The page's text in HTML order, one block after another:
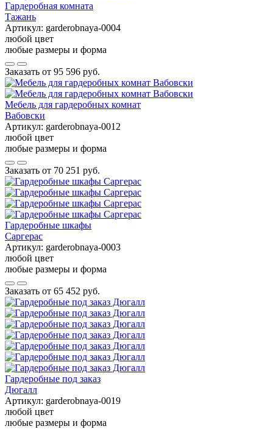
Гардеробная комната
Тажань
Артикул: garderobnaya-0004
любой цвет
любые размеры и форма
Заказать от 95 596 руб.
Мебель для гардеробных комнат
Вабовски
Артикул: garderobnaya-0012
любой цвет
любые размеры и форма
Заказать от 70 251 руб.
Гардеробные шкафы
Саргерас
Артикул: garderobnaya-0003
любой цвет
любые размеры и форма
Заказать от 65 452 руб.
Гардеробные под заказ
Дюгалл
Артикул: garderobnaya-0019
любой цвет
любые размеры и форма